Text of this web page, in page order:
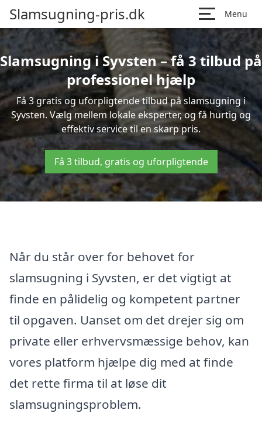
Slamsugning-pris.dk Menu
Slamsugning i Syvsten – få 3 tilbud på
professionel hjælp
Få 3 gratis og uforpligtende tilbud på slamsugning i
Syvsten. Vælg mellem lokale eksperter, og få hurtig og
effektiv service til en skarp pris.
Få 3 tilbud, gratis og uforpligtende
Når du står over for behovet for
slamsugning i Syvsten, er det vigtigt at
finde en pålidelig og kompetent partner
til opgaven. Uanset om det drejer sig om
private eller erhvervsmæssige behov, kan
vores platform hjælpe dig med at finde
det rette firma til at løse dit
slamsugningsproblem.